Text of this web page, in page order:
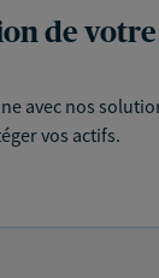
de votre
avec nos
vos actifs.